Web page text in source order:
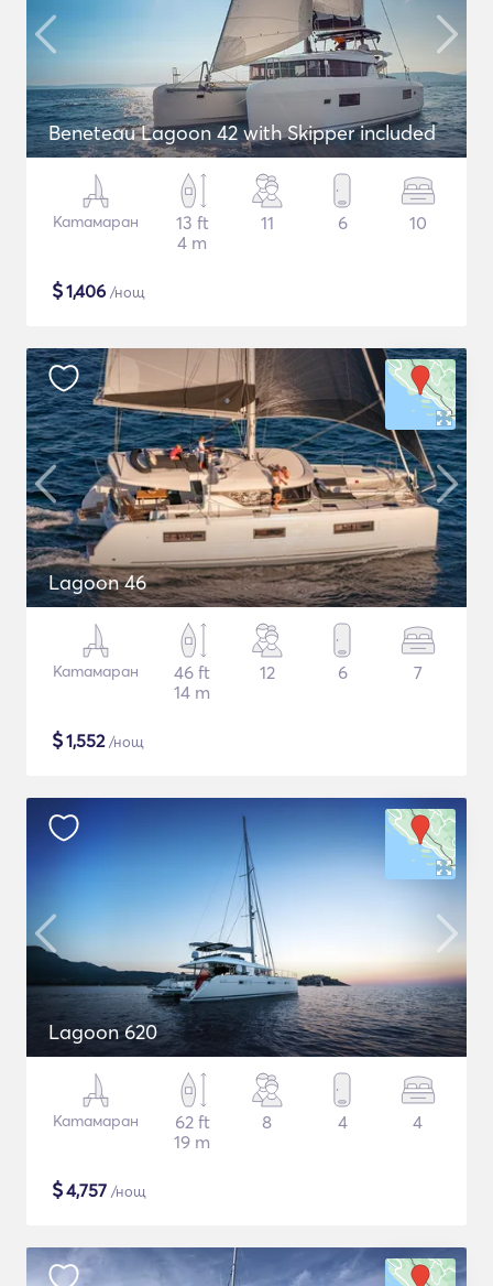
Beneteau Lagoon 42 with Skipper included
Катамаран
13 ft
4 m
11 6 10
$1,406 /нощ
Lagoon 46
Катамаран
46 ft
14 m
12 6 7
$1,552/нощ
Lagoon 620
Катамаран
62 ft
19 m
8 4 4
$4,757 /нощ